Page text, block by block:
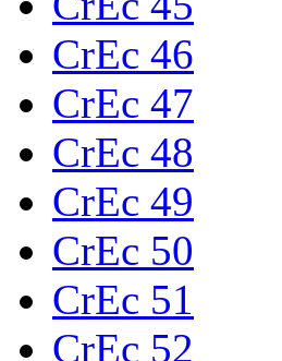
CrEc 46
CrEc 47
CrEc 48
CrEc 49
CrEc 50
CrEc 51
CrEc 52